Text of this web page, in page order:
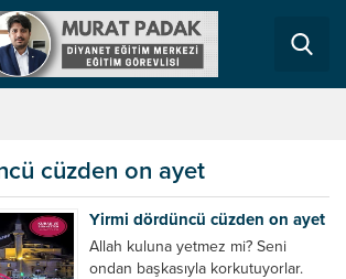
cüzden on ayet
Yirmi dördüncü cüzden on ayet
Allah kuluna yetmez mi? Seni
ondan başkasıyla korkutuyorlar.